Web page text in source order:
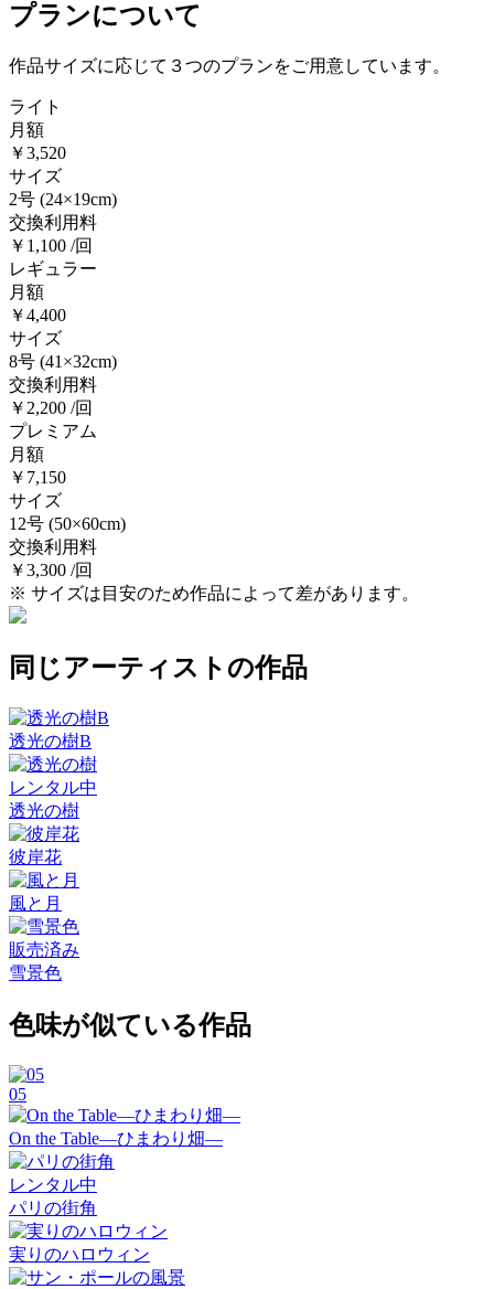
プランについて
作品サイズに応じて３つのプランをご用意しています。
ライト
月額
￥3,520
サイズ
2号 (24×19cm)
交換利用料
￥1,100 /回
レギュラー
月額
￥4,400
サイズ
8号 (41×32cm)
交換利用料
￥2,200 /回
プレミアム
月額
￥7,150
サイズ
12号 (50×60cm)
交換利用料
￥3,300 /回
※ サイズは目安のため作品によって差があります。
同じアーティストの作品
透光の樹B
レンタル中
透光の樹
彼岸花
風と月
販売済み
雪景色
色味が似ている作品
05
On the Table―ひまわり畑―
レンタル中
パリの街角
実りのハロウィン